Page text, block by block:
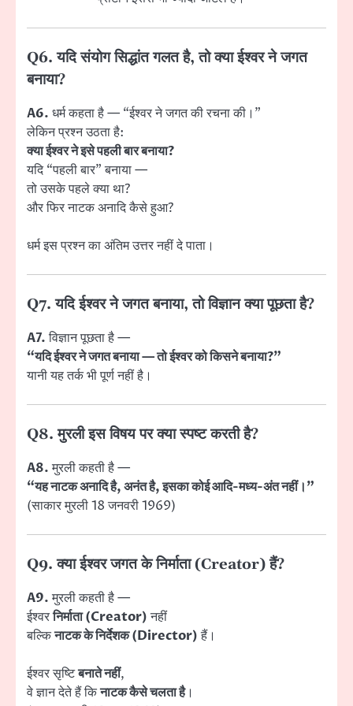
Q6. यदि संयोग सिद्धांत गलत है, तो क्या ईश्वर ने जगत
बनाया?
A6. धर्म कहता है — “ईश्वर ने जगत की रचना की।”
लेकिन प्रश्न उठता है:
क्या ईश्वर ने इसे पहली बार बनाया?
यदि “पहली बार” बनाया —
तो उसके पहले क्या था?
और फिर नाटक अनादि कैसे हुआ?
धर्म इस प्रश्न का अंतिम उत्तर नहीं दे पाता।
Q7. यदि ईश्वर ने जगत बनाया, तो विज्ञान क्या पूछता है?
A7.विज्ञान पूछता है —
“यदि ईश्वर ने जगत बनाया — तो ईश्वर को किसने बनाया?”
यानी यह तर्क भी पूर्ण नहीं है।
Q8. मुरली इस विषय पर क्या स्पष्ट करती है?
A8.मुरली कहती है —
“यह नाटक अनादि है, अनंत है, इसका कोई आदि-मध्य-अंत नहीं।”
(साकार मुरली 18 जनवरी 1969)
Q9. क्या ईश्वर जगत के निर्माता (Creator) हैं?
A9.मुरली कहती है —
ईश्वरनिर्माता (Creator)नहीं
बल्किनाटक के निर्देशक (Director)हैं।
ईश्वर सृष्टिबनाते नहीं,
वे ज्ञान देते हैं किनाटक कैसे चलता है।